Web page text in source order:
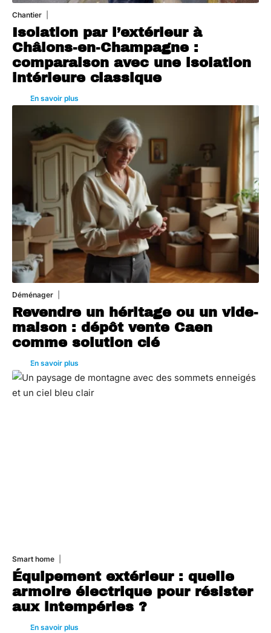
Chantier
Isolation par l’extérieur à
Châlons-en-Champagne :
comparaison avec une isolation
intérieure classique
En savoir plus
Déménager
Revendre un héritage ou un vide-
maison : dépôt vente Caen
comme solution clé
En savoir plus
Smart home
Équipement extérieur : quelle
armoire électrique pour résister
aux intempéries ?
En savoir plus